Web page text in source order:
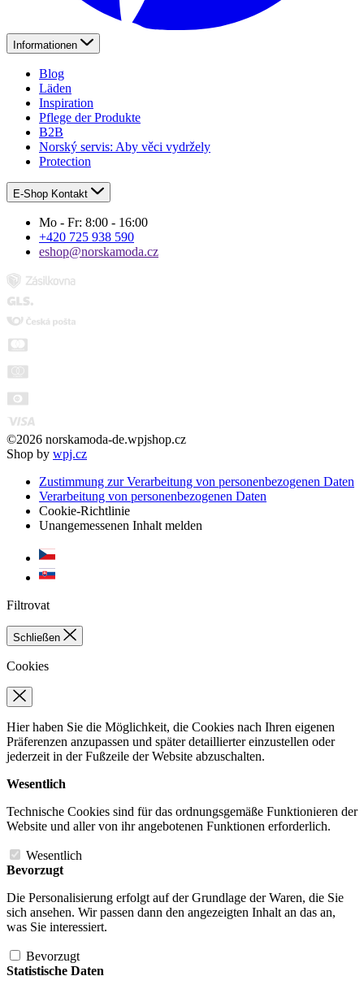
Informationen
Blog
Läden
Inspiration
Pflege der Produkte
B2B
Norský servis: Aby věci vydržely
Protection
E-Shop Kontakt
Mo - Fr: 8:00 - 16:00
+420 725 938 590
eshop@norskamoda.cz
©2026 norskamoda-de.wpjshop.cz
Shop by wpj.cz
Zustimmung zur Verarbeitung von personenbezogenen Daten
Verarbeitung von personenbezogenen Daten
Cookie-Richtlinie
Unangemessenen Inhalt melden
Filtrovat
Schließen
Cookies
Hier haben Sie die Möglichkeit, die Cookies nach Ihren eigenen
Präferenzen anzupassen und später detaillierter einzustellen oder
jederzeit in der Fußzeile der Website abzuschalten.
Wesentlich
Technische Cookies sind für das ordnungsgemäße Funktionieren der
Website und aller von ihr angebotenen Funktionen erforderlich.
Wesentlich
Bevorzugt
Die Personalisierung erfolgt auf der Grundlage der Waren, die Sie
sich ansehen. Wir passen dann den angezeigten Inhalt an das an,
was Sie interessiert.
Bevorzugt
Statistische Daten